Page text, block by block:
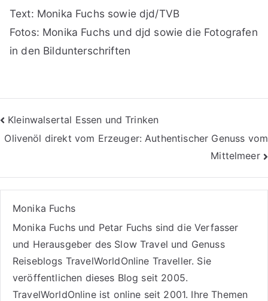
Text: Monika Fuchs sowie djd/TVB
Fotos: Monika Fuchs und djd sowie die Fotografen
in den Bildunterschriften
Beitragsnavigation
Kleinwalsertal Essen und Trinken
Olivenöl direkt vom Erzeuger: Authentischer Genuss vom
Mittelmeer
Monika Fuchs
Monika Fuchs und Petar Fuchs sind die Verfasser
und Herausgeber des Slow Travel und Genuss
Reiseblogs TravelWorldOnline Traveller. Sie
veröffentlichen dieses Blog seit 2005.
TravelWorldOnline ist online seit 2001. Ihre Themen